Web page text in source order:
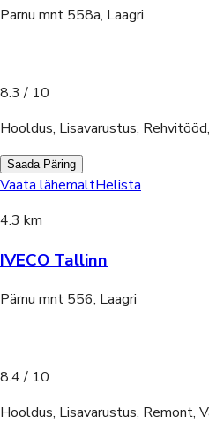
Parnu mnt 558a, Laagri
8.3 / 10
Hooldus, Lisavarustus,
Saada Päring
Vaata lähemaltHelista
4.3 km
IVECO Tallinn
Pärnu mnt 556, Laagri
8.4 / 10
Hooldus, Lisavarustus, Remont,